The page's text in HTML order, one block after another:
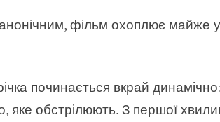
фільм охоплює майже
починається вкрай динамічно:
яке обстрілюють. З першої